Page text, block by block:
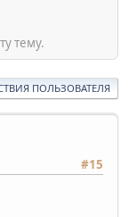
тему.
ПОЛЬЗОВАТЕЛЯ
#15